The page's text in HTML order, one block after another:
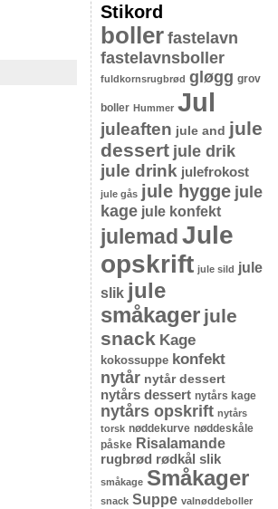
Stikord
boller fastelavn
fastelavnsboller
fuldkornsrugbrød gløgg grov
boller Hummer Jul
juleaften jule and jule
dessert jule drik
jule drink julefrokost
jule gås jule hygge jule
kage jule konfekt
julemad Jule
opskrift jule sild jule
slik jule
småkager jule
snack Kage
kokossuppe konfekt
nytår nytår dessert
nytårs dessert nytårs kage
nytårs opskrift nytårs
torsk nøddekurve nøddeskåle
påske Risalamande
rugbrød rødkål slik
småkage Småkager
snack Suppe valnøddeboller